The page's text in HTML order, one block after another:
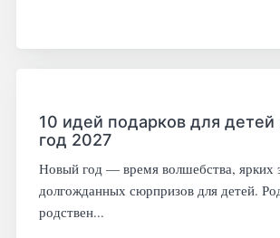
10 идей подарков для
год 2027
Новый год — время волшебства, ярких
долгожданных сюрпризов для детей.
родствен...